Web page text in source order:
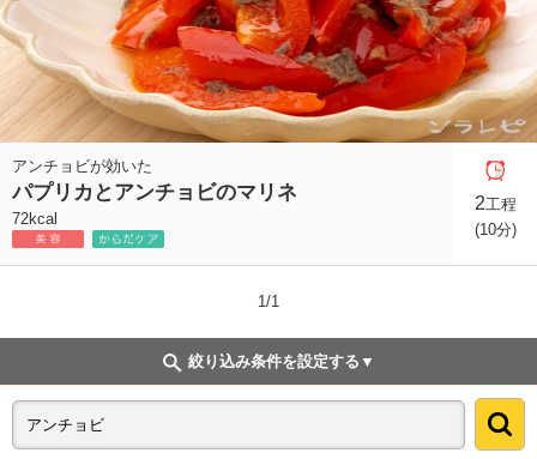
アンチョビが効いた
パプリカとアンチョビのマリネ
72kcal
2工程
(10分)
1/1
絞り込み条件を設定する